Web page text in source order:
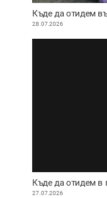
Къде да отидем
28.07.2026
Къде да отидем
27.07.2026